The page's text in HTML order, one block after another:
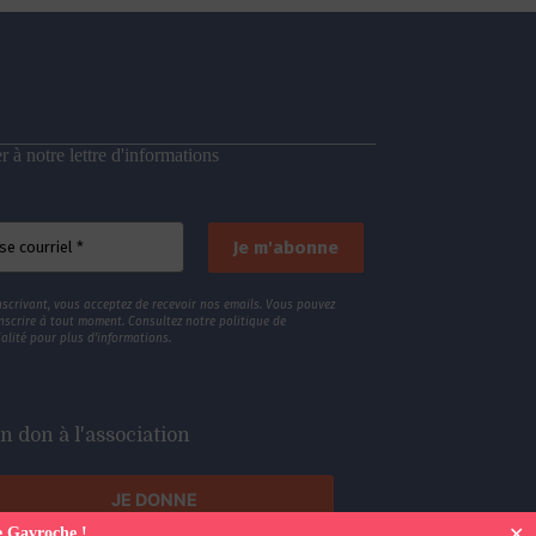
à notre lettre d'informations
vous acceptez de recevoir nos emails. Vous pouvez
à tout moment. Consultez notre politique de
pour plus d’informations.
don à l'association
JE DONNE